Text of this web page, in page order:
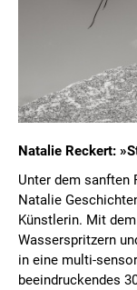
Natalie Reckert:
Unter dem sanften
Natalie
Künstlerin. Mit
Wasserspritzern
in eine multi-
beeindruckendes